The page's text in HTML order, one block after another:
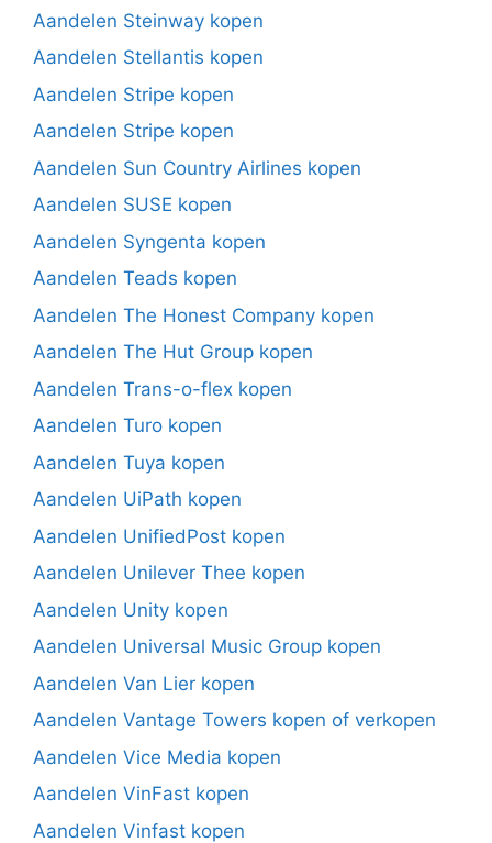
Aandelen Steinway kopen
Aandelen Stellantis kopen
Aandelen Stripe kopen
Aandelen Stripe kopen
Aandelen Sun Country Airlines kopen
Aandelen SUSE kopen
Aandelen Syngenta kopen
Aandelen Teads kopen
Aandelen The Honest Company kopen
Aandelen The Hut Group kopen
Aandelen Trans-o-flex kopen
Aandelen Turo kopen
Aandelen Tuya kopen
Aandelen UiPath kopen
Aandelen UnifiedPost kopen
Aandelen Unilever Thee kopen
Aandelen Unity kopen
Aandelen Universal Music Group kopen
Aandelen Van Lier kopen
Aandelen Vantage Towers kopen of verkopen
Aandelen Vice Media kopen
Aandelen VinFast kopen
Aandelen Vinfast kopen